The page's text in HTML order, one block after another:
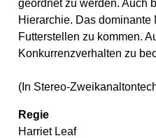
geordnet zu werden. Auch
Hierarchie. Das
Futterstellen zu kommen.
Konkurrenzverhalten zu
(In Stereo-
Regie
Harriet Leaf